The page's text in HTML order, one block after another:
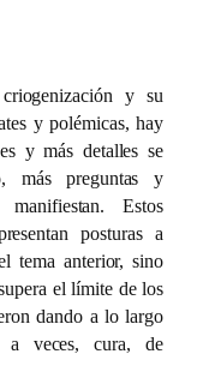
y su
y polémicas, hay
y más detalles se
más preguntas y
Estos
posturas a
tema anterior, sino
el límite de los
dando a lo largo
veces, cura, de